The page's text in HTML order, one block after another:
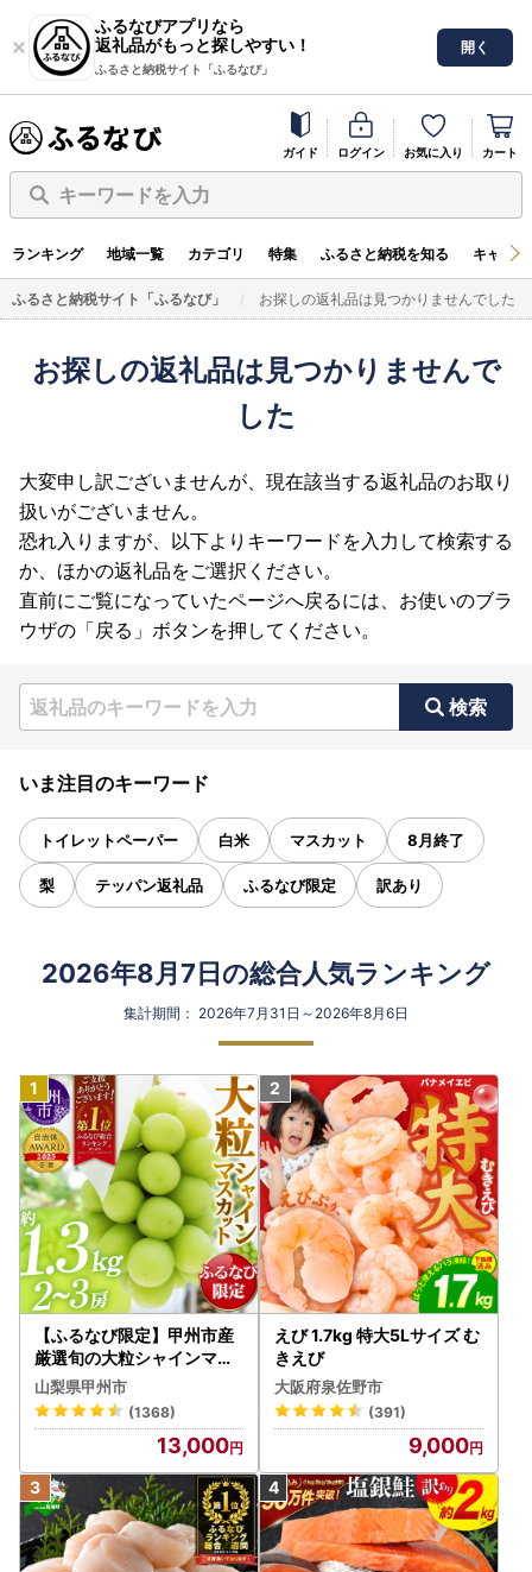
ふるなびアプリなら
返礼品がもっと探しやすい！
ふるさと納税サイト「ふるなび」
開く
ガイド ログイン お気に入り カート
キーワードを入力
ランキング 地域一覧 カテゴリ 特集 ふるさと納税を知る キャン
ふるさと納税サイト「ふるなび」 お探しの返礼品は見つかりませんでした
お探しの返礼品は見つかりませんで
した
大変申し訳ございませんが、現在該当する返礼品のお取り
扱いがございません。
恐れ入りますが、以下よりキーワードを入力して検索する
か、ほかの返礼品をご選択ください。
直前にご覧になっていたページへ戻るには、お使いのブラ
ウザの「戻る」ボタンを押してください。
検索
いま注目のキーワード
トイレットペーパー 白米 マスカット 8月終了
梨 テッパン返礼品 ふるなび限定 訳あり
2026年8月7日の総合人気ランキング
集計期間： 2026年7月31日～2026年8月6日
【ふるなび限定】甲州市産
厳選旬の大粒シャインマス
カット 約1.3kg 2～3房【2
026年発送】（MG）B12-
472 FN-Limited-VO シャ
インマスカット フルーツ
山梨県甲州市
(1368)
13,000
えび 1.7kg 特大5Lサイズ む
きえび
大阪府泉佐野市
(391)
9,000